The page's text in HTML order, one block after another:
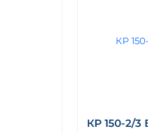
КР 150-2/3